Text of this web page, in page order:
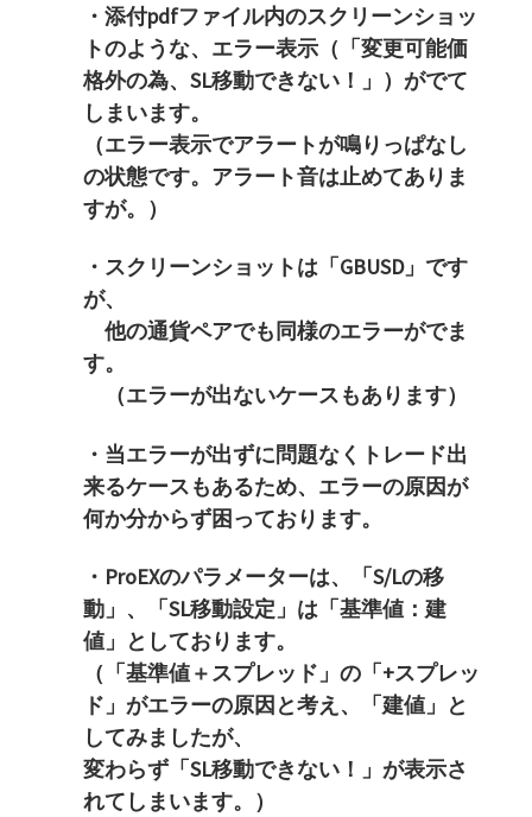
・添付pdfファイル内のスクリーンショッ
トのような、 エラー表示（「変更可能価
格外の為、SL移動できない！」） がでて
しまいます。
（エラー表示でアラートが鳴りっぱなし
の状態です。 アラート音は止めてありま
すが。）
・スクリーンショットは「GBUSD」です
が、
他の通貨ペアでも同様のエラーがでま
す。
（エラーが出ないケースもあります）
・当エラーが出ずに問題なくトレード出
来るケースもあるため、 エラーの原因が
何か分からず困っております。
・ProEXのパラメーターは、「S/Lの移
動」、「SL移動設定」は「基準値：建
値」としております。
（「基準値＋スプレッド」の「+スプレッ
ド」 がエラーの原因と考え、「建値」と
してみましたが、
変わらず「SL移動できない！」が表示さ
れてしまいます。）